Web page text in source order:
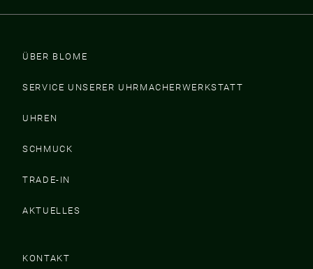
ÜBER BLOME
SERVICE UNSERER UHRMACHERWERKSTATT
UHREN
SCHMUCK
TRADE-IN
AKTUELLES
KONTAKT